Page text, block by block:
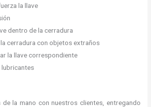
la llave
dentro de la cerradura
cerradura con objetos extraños
la llave correspondiente
lubricantes
de la mano con nuestros clientes, entregando